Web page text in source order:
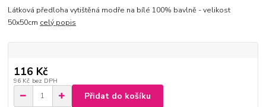
Látková předloha vytištěná modře na bílé 100% bavlně - velikost
50x50cm celý popis
116 Kč
96 Kč bez DPH
Přidat do košíku